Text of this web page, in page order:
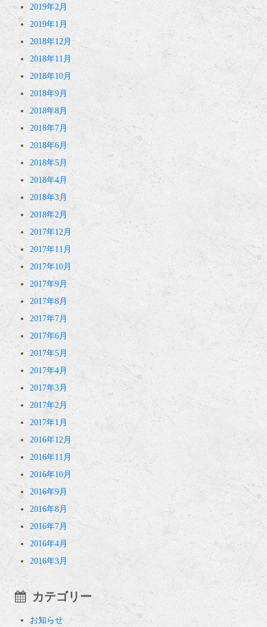
2019年2月
2019年1月
2018年12月
2018年11月
2018年10月
2018年9月
2018年8月
2018年7月
2018年6月
2018年5月
2018年4月
2018年3月
2018年2月
2017年12月
2017年11月
2017年10月
2017年9月
2017年8月
2017年7月
2017年6月
2017年5月
2017年4月
2017年3月
2017年2月
2017年1月
2016年12月
2016年11月
2016年10月
2016年9月
2016年8月
2016年7月
2016年4月
2016年3月
カテゴリー
お知らせ